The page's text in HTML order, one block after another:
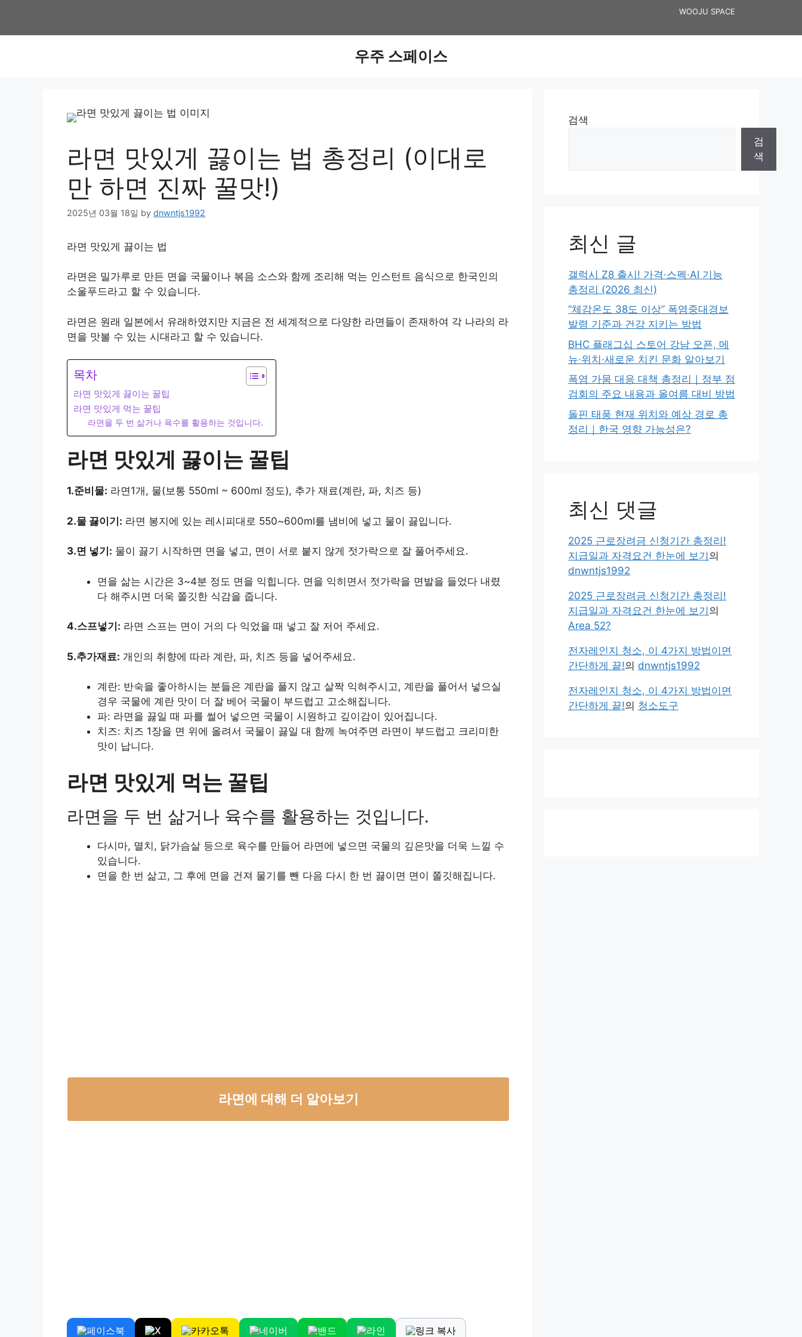
content
WOOJU SPACE
우주 스페이스
라면 맛있게 끓이는 법 총정리 (이대로
만 하면 진짜 꿀맛!)
2025년 03월 18일 by dnwntjs1992
라면 맛있게 끓이는 법
라면은 밀가루로 만든 면을 국물이나 볶음 소스와 함께 조리해 먹는 인스턴트 음식으로 한국인의
소울푸드라고 할 수 있습니다.
라면은 원래 일본에서 유래하였지만 지금은 전 세계적으로 다양한 라면들이 존재하여 각 나라의 라
면을 맛볼 수 있는 시대라고 할 수 있습니다.
목차
라면 맛있게 끓이는 꿀팁
라면 맛있게 먹는 꿀팁
라면을 두 번 삶거나 육수를 활용하는 것입니다.
라면 맛있게 끓이는 꿀팁
1.준비물: 라면1개, 물(보통 550ml ~ 600ml 정도), 추가 재료(계란, 파, 치즈 등)
2.물 끓이기: 라면 봉지에 있는 레시피대로 550~600ml를 냄비에 넣고 물이 끓입니다.
3.면 넣기: 물이 끓기 시작하면 면을 넣고, 면이 서로 붙지 않게 젓가락으로 잘 풀어주세요.
면을 삶는 시간은 3~4분 정도 면을 익힙니다. 면을 익히면서 젓가락을 면발을 들었다 내렸
다 해주시면 더욱 쫄깃한 식감을 줍니다.
4.스프넣기: 라면 스프는 면이 거의 다 익었을 때 넣고 잘 저어 주세요.
5.추가재료: 개인의 취향에 따라 계란, 파, 치즈 등을 넣어주세요.
계란: 반숙을 좋아하시는 분들은 계란을 풀지 않고 살짝 익혀주시고, 계란을 풀어서 넣으실
경우 국물에 계란 맛이 더 잘 베어 국물이 부드럽고 고소해집니다.
파: 라면을 끓일 때 파를 썰어 넣으면 국물이 시원하고 깊이감이 있어집니다.
치즈: 치즈 1장을 면 위에 올려서 국물이 끓일 대 함께 녹여주면 라면이 부드럽고 크리미한
맛이 납니다.
라면 맛있게 먹는 꿀팁
라면을 두 번 삶거나 육수를 활용하는 것입니다.
다시마, 멸치, 닭가슴살 등으로 육수를 만들어 라면에 넣으면 국물의 깊은맛을 더욱 느낄 수
있습니다.
면을 한 번 삶고, 그 후에 면을 건져 물기를 뺀 다음 다시 한 번 끓이면 면이 쫄깃해집니다.
라면에 대해 더 알아보기
페이스북 X 카카오톡 네이버 밴드 라인 링크 복사
검색
검
색
최신 글
갤럭시 Z8 출시! 가격·스펙·AI 기능
총정리 (2026 최신)
“체감온도 38도 이상” 폭염중대경보
발령 기준과 건강 지키는 방법
BHC 플래그십 스토어 강남 오픈, 메
뉴·위치·새로운 치킨 문화 알아보기
폭염 가뭄 대응 대책 총정리｜정부 점
검회의 주요 내용과 올여름 대비 방법
돌핀 태풍 현재 위치와 예상 경로 총
정리｜한국 영향 가능성은?
최신 댓글
2025 근로장려금 신청기간 총정리!
지급일과 자격요건 한눈에 보기의
dnwntjs1992
2025 근로장려금 신청기간 총정리!
지급일과 자격요건 한눈에 보기의
Area 52?
전자레인지 청소, 이 4가지 방법이면
간단하게 끝!의 dnwntjs1992
전자레인지 청소, 이 4가지 방법이면
간단하게 끝!의 청소도구